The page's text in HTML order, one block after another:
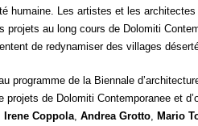
humaine. Les artistes et les
projets au long cours de Dolomiti
de redynamiser des villages
programme de la Biennale
de Dolomiti Contemporanee et
Irene Coppola Andrea Grotto Mario